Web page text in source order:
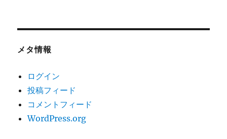
メタ情報
ログイン
投稿フィード
コメントフィード
WordPress.org